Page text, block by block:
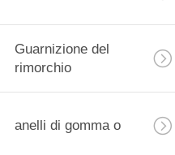
Guarnizione del
rimorchio
anelli di gomma o